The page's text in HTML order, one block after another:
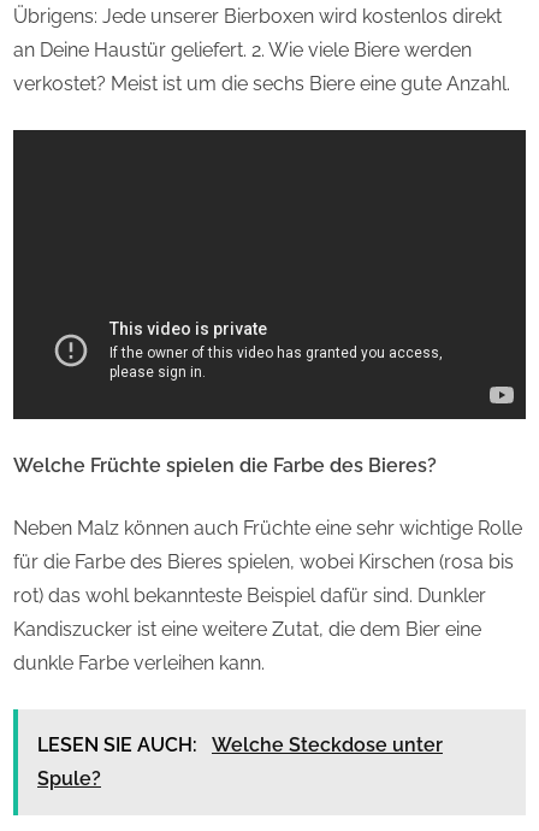
Übrigens: Jede unserer Bierboxen wird kostenlos direkt
an Deine Haustür geliefert. 2. Wie viele Biere werden
verkostet? Meist ist um die sechs Biere eine gute Anzahl.
Welche Früchte spielen die Farbe des Bieres?
Neben Malz können auch Früchte eine sehr wichtige Rolle
für die Farbe des Bieres spielen, wobei Kirschen (rosa bis
rot) das wohl bekannteste Beispiel dafür sind. Dunkler
Kandiszucker ist eine weitere Zutat, die dem Bier eine
dunkle Farbe verleihen kann.
LESEN SIE AUCH:
Welche Steckdose unter
Spule?